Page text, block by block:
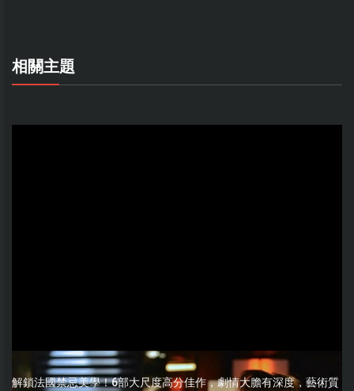
相關主題
解鎖法國禁忌美學！6部大尺度高分佳作，劇情大膽有深度，藝術質